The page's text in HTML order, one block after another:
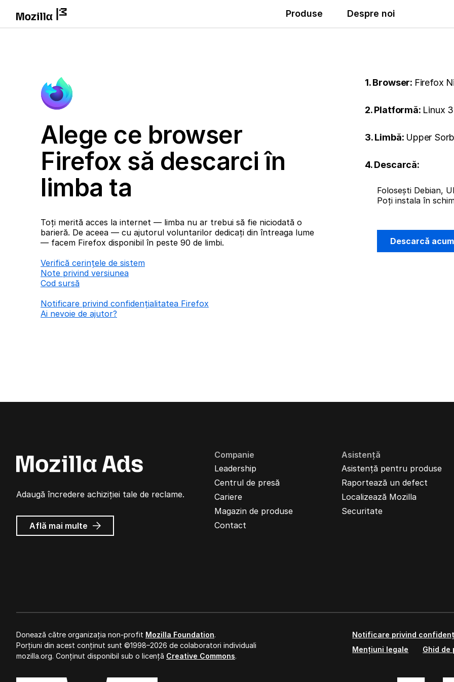
Produse Despre noi
Alege ce browser
Firefox să descarci în
limba ta
Toți merită acces la internet — limba nu ar trebui să fie niciodată o
barieră. De aceea — cu ajutorul voluntarilor dedicați din întreaga lume
— facem Firefox disponibil în peste 90 de limbi.
Verifică cerințele de sistem
Note privind versiunea
Cod sursă
Notificare privind confidențialitatea Firefox
Ai nevoie de ajutor?
1. Browser: Firefox
2. Platformă: Linux
3. Limbă: Upper
4. Descarcă:
Folosești Debian,
Poți instala în
Descarcă
Adaugă încredere achiziției tale de reclame.
Află mai multe despre
Reclame
Companie
Leadership
Centrul de presă
Cariere
Magazin de produse
Contact
Asistență
Asistență pentru produse
Raportează un defect
Localizează Mozilla
Securitate
Donează către organizația non-profit Mozilla Foundation.
Porțiuni din acest conținut sunt ©1998–2026 de colaboratori individuali
mozilla.org. Conținut disponibil sub o licență Creative Commons.
Notificare privind
Mențiuni legale
Ghid